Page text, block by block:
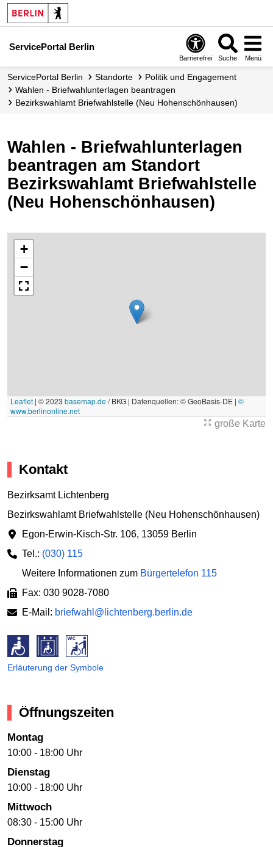
ServicePortal Berlin
Barrierefrei Suche Menü
ServicePortal Berlin Standorte
Politik und Engagement
Wahlen - Briefwahlunterlagen beantragen
Bezirkswahlamt Briefwahlstelle (Neu Hohenschönhausen)
Wahlen - Briefwahlunterlagen
beantragen am Standort
Bezirkswahlamt Briefwahlstelle
(Neu Hohenschönhausen)
+
−
Leaflet | © 2023 basemap.de/ BKG | Datenquellen: © GeoBasis-DE | ©
www.berlinonline.net
große Karte
Kontakt
Bezirksamt Lichtenberg
Bezirkswahlamt Briefwahlstelle (Neu Hohenschönhausen)
Egon-Erwin-Kisch-Str. 106, 13059 Berlin
Tel.: (030) 115
Weitere Informationen zum Bürgertelefon 115
Fax: 030 9028-7080
E-Mail: briefwahl@lichtenberg.berlin.de
Erläuterung der Symbole
Öffnungszeiten
Montag
10:00 - 18:00 Uhr
Dienstag
10:00 - 18:00 Uhr
Mittwoch
08:30 - 15:00 Uhr
Donnerstag